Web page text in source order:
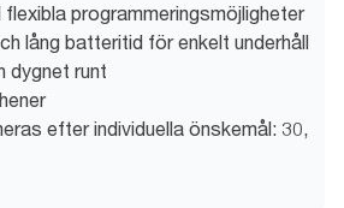
programmeringsmöjligheter
lång batteritid för enkelt underhåll
dygnet runt
efter individuella önskemål: 30,